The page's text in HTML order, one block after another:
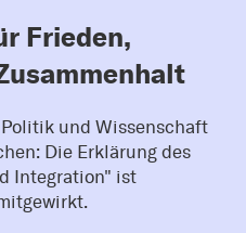
Frieden,
und Wissenschaft
Die Erklärung des
Integration" ist